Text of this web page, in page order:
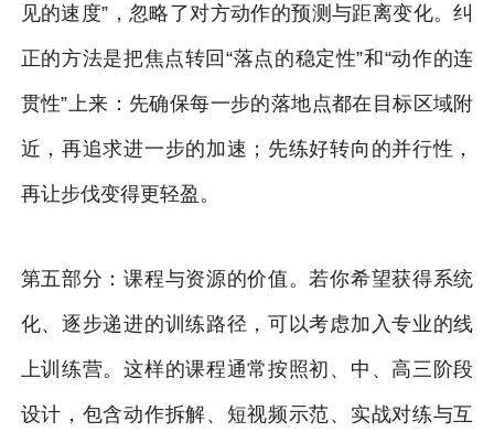
见的速度”，忽略了对方动作的预测与距离变化。纠
正的方法是把焦点转回“落点的稳定性”和“动作的连
贯性”上来：先确保每一步的落地点都在目标区域附
近，再追求进一步的加速；先练好转向的并行性，
再让步伐变得更轻盈。
第五部分：课程与资源的价值。若你希望获得系统
化、逐步递进的训练路径，可以考虑加入专业的线
上训练营。这样的课程通常按照初、中、高三阶段
设计，包含动作拆解、短视频示范、实战对练与互